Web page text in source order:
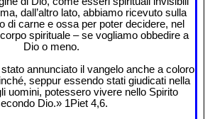
dall’altro lato, abbiamo ricevuto sulla
di carne e ossa per poter decidere, nel
spirituale – se vogliamo obbedire a
Dio o meno.
annunciato il vangelo anche a coloro
seppur essendo stati giudicati nella
uomini, potessero vivere nello Spirito
Dio.» 1Piet 4,6.